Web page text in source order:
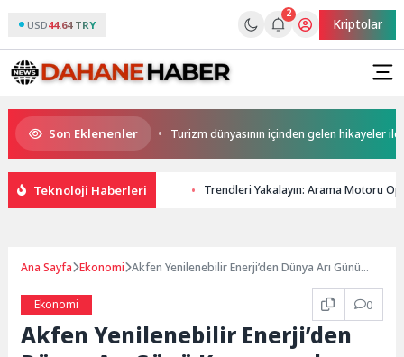
USD44.64 TRY
2
Kriptolar
Son Eklenenler
Sporla Buluşuyor Turizm dünyasının içinden gelen hikayeler ile
Teknoloji Haberleri Trendleri Yakalayın: Arama Motoru
Ana Sayfa Ekonomi Akfen Yenilenebilir Enerji’den Dünya Arı Günü
Ekonomi 0
Akfen Yenilenebilir Enerji’den